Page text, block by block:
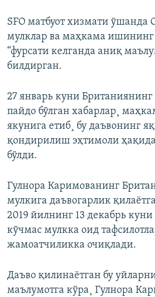
SFO матбуот хизмати ўшанда
мулклар ва маҳкама
“фурсати келганда аниқ
билдирган.
27 январь куни
пайдо бўлган хабарлар¸
якунига етиб¸ бу даъвонинг
қондирилиш эҳтимоли
бўлди.
Гулнора Каримованинг
мулкига даъвогарлик
2019 йилнинг 13 декабрь
кўчмас мулкка оид
жамоатчиликка очиқлади.
Даъво қилинаëтган бу
маълумотга кўра¸ Гулнора